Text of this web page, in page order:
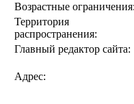
Возрастные ограничения:
Территория
распространения:
Главный редактор сайта:
Адрес: